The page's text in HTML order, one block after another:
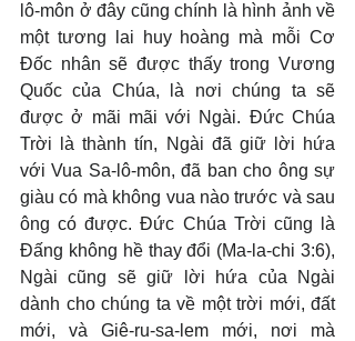
lô-môn ở đây cũng chính là hình ảnh về
một tương lai huy hoàng mà mỗi Cơ
Đốc nhân sẽ được thấy trong Vương
Quốc của Chúa, là nơi chúng ta sẽ
được ở mãi mãi với Ngài. Đức Chúa
Trời là thành tín, Ngài đã giữ lời hứa
với Vua Sa-lô-môn, đã ban cho ông sự
giàu có mà không vua nào trước và sau
ông có được. Đức Chúa Trời cũng là
Đấng không hề thay đổi (Ma-la-chi 3:6),
Ngài cũng sẽ giữ lời hứa của Ngài
dành cho chúng ta về một trời mới, đất
mới, và Giê-ru-sa-lem mới, nơi mà